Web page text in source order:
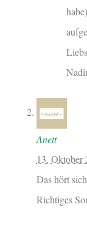
Anett
13. Oktober
Das hört
Richtiges